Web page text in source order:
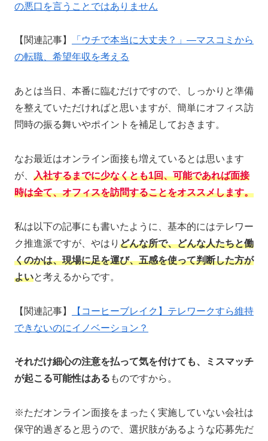
の悪口を言うことではありません
【関連記事】
「ウチで本当に大丈夫？」—マスコミから
の転職、希望年収を考える
あとは当日、本番に臨むだけですので、しっかりと準備
を整えていただければと思いますが、簡単にオフィス訪
問時の振る舞いやポイントを補足しておきます。
なお最近はオンライン面接も増えているとは思います
が、 入社するまでに少なくとも1回、可能であれば面接
時は全て、オフィスを訪問することをオススメします。
私は以下の記事にも書いたように、基本的にはテレワー
ク推進派ですが、やはり どんな所で、どんな人たちと働
くのかは、現場に足を運び、五感を使って判断した方が
よいと考えるからです。
【関連記事】
【コーヒーブレイク】テレワークすら維持
できないのにイノベーション？
それだけ細心の注意を払って気を付けても、ミスマッチ
が起こる可能性はある ものですから。
※ただオンライン面接をまったく実施していない会社は
保守的過ぎると思うので、選択肢があるような応募先だ